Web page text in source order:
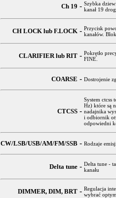
Ch 19 - Szybka
kanał 19
CH LOCK lub F.LOCK - Przycisk
kanałów.
CLARIFIER lub RIT - Pokrętło
FINE.
COARSE - Dostrojenie
CTCSS -
System ctcss
Hz) które są
nadajnika
i odbiornik
odpowiedni
CW/LSB/USB/AM/FM/SSB - Rodzaje
Delta tune - Delta tune -
kanału
DIMMER, DIM, BRT - Regulacja
wybrać